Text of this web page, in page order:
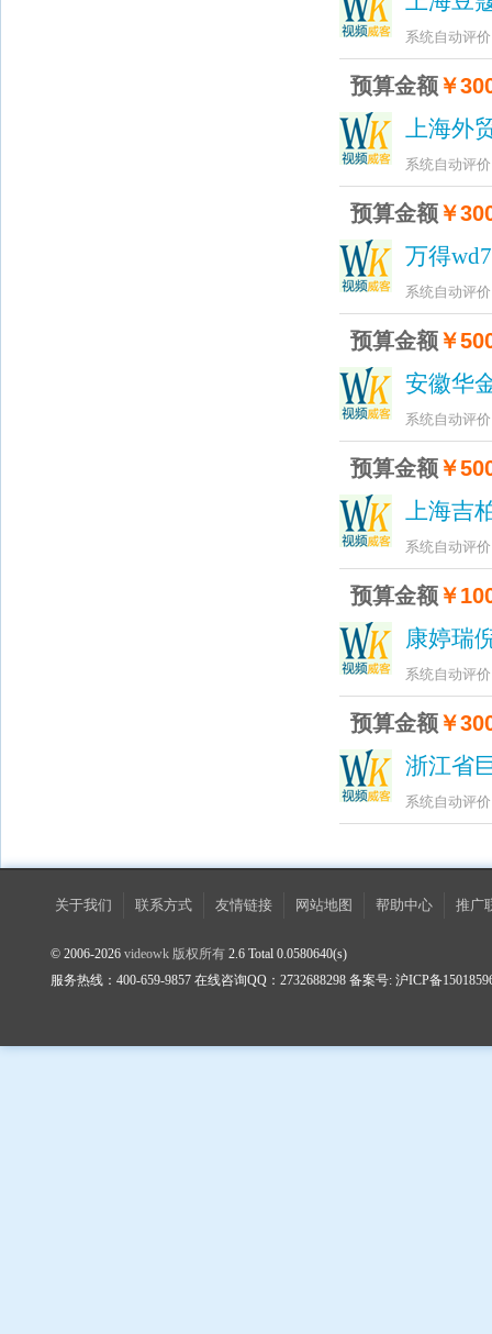
系统自动评价
预算金额￥
上海外
系统自动评价
预算金额￥
万得
系统自动评价
预算金额￥
安徽华
系统自动评价
预算金额￥
上海吉
系统自动评价
预算金额￥
康婷瑞
系统自动评价
预算金额￥
浙江省
系统自动评价
关于我们 联系方式 友情链接 网站地图 帮助中心 推广
© 2006-2026 videowk 版权所有 2.6 Total 0.0580640(s)
服务热线：400-659-9857 在线咨询QQ：2732688298 备案号: 沪ICP备